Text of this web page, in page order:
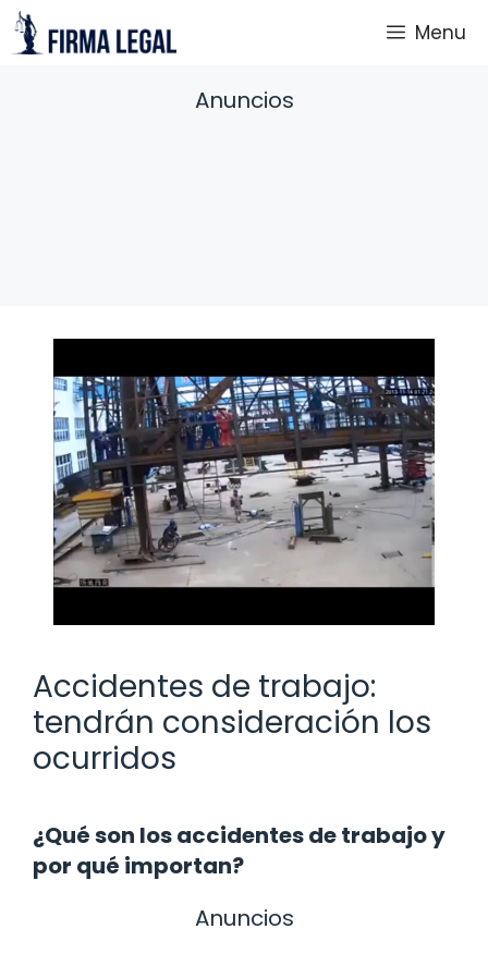
Saltar
al
Menu
Anuncios
Accidentes de trabajo:
tendrán consideración los
ocurridos
¿Qué son los accidentes de trabajo y
por qué importan?
Anuncios